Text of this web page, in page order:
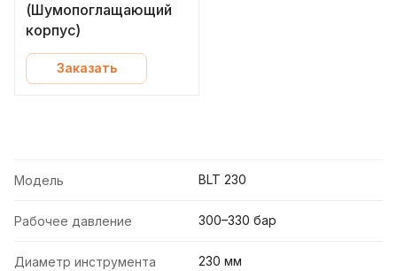
(Шумопоглащающий
корпус)
Заказать
Модель BLT 230
Рабочее давление 300–330 бар
Диаметр инструмента 230 мм